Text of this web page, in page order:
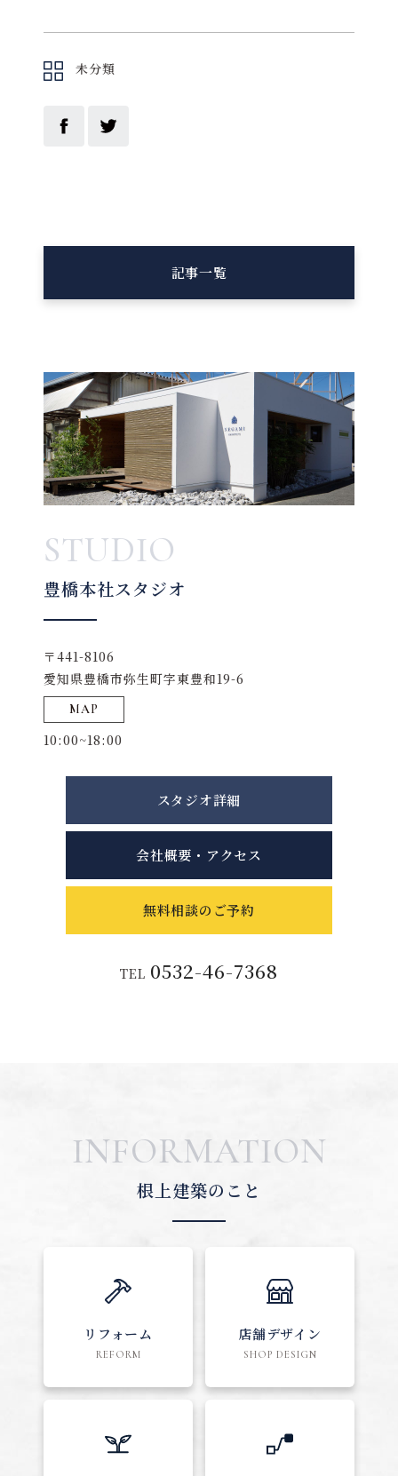
未分類
記事一覧
STUDIO
豊橋本社スタジオ
〒441-8106
愛知県豊橋市弥生町字東豊和19-6
MAP
10:00~18:00
スタジオ詳細
会社概要・アクセス
無料相談のご予約
TEL 0532-46-7368
INFORMATION
根上建築のこと
リフォーム
REFORM
店舗デザイン
SHOP DESIGN